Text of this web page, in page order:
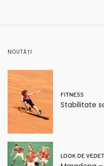
NOUTĂȚI
FITNESS
Stabilitate
LOOK DE